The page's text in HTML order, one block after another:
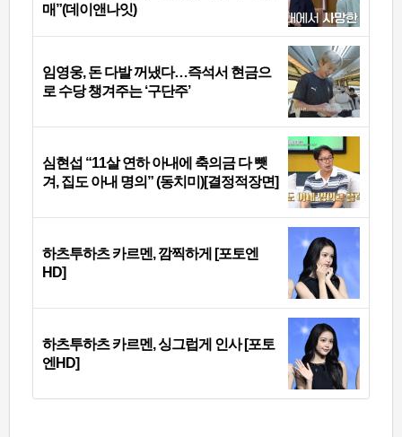
매”(데이앤나잇)
임영웅, 돈 다발 꺼냈다…즉석서 현금으
로 수당 챙겨주는 ‘구단주’
심현섭 “11살 연하 아내에 축의금 다 뺏
겨, 집도 아내 명의” (동치미)[결정적장면]
하츠투하츠 카르멘, 깜찍하게 [포토엔
HD]
하츠투하츠 카르멘, 싱그럽게 인사 [포토
엔HD]